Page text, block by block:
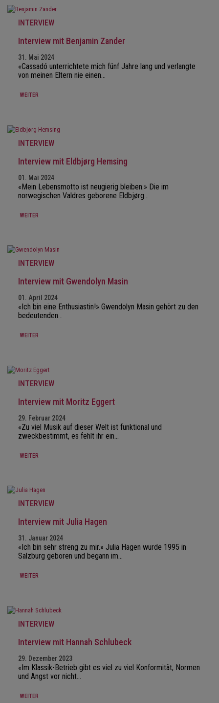
INTERVIEW
Interview mit Benjamin Zander
31. Mai 2024
«Cassadó unterrichtete mich fünf Jahre lang und verlangte
von meinen Eltern nie einen…
WEITER
INTERVIEW
Interview mit Eldbjørg Hemsing
01. Mai 2024
«Mein Lebensmotto ist neugierig bleiben.» Die im
norwegischen Valdres geborene Eldbjørg…
WEITER
INTERVIEW
Interview mit Gwendolyn Masin
01. April 2024
«Ich bin eine Enthusiastin!» Gwendolyn Masin gehört zu den
bedeutenden…
WEITER
INTERVIEW
Interview mit Moritz Eggert
29. Februar 2024
«Zu viel Musik auf dieser Welt ist funktional und
zweckbestimmt, es fehlt ihr ein…
WEITER
INTERVIEW
Interview mit Julia Hagen
31. Januar 2024
«Ich bin sehr streng zu mir.» Julia Hagen wurde 1995 in
Salzburg geboren und begann im…
WEITER
INTERVIEW
Interview mit Hannah Schlubeck
29. Dezember 2023
«Im Klassik-Betrieb gibt es viel zu viel Konformität, Normen
und Angst vor nicht…
WEITER